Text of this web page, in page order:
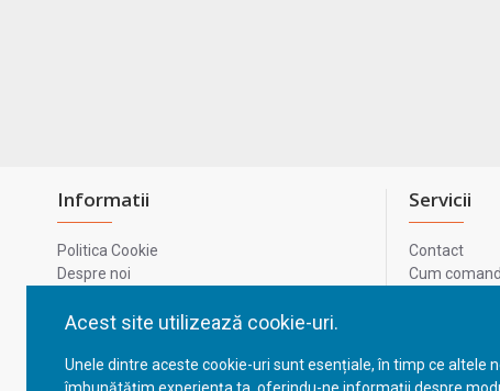
Acest site utilizează cookie-uri.
Unele dintre aceste cookie-uri sunt esențiale, în timp ce altele
Informatii
Politica Cookie
Despre noi
Confidentialitate
GDPR - Datele tale
Servicii
Contact
Cum
ANPC